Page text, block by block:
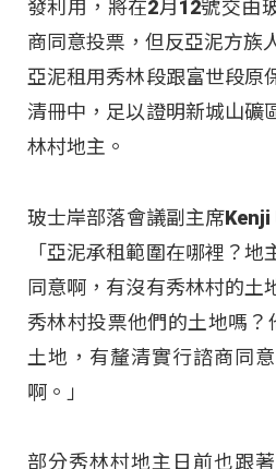
發利用，將在2月12號交由
商同意投票，但反亞泥方族
亞泥租用秀林段跟富世段原
清冊中，足以證明新城山礦
林村地主。
玻士岸部落會議副主席Kenji
「亞泥承租範圍在哪裡？
同意啊，有沒有秀林村的土
秀林村投票他們的土地嗎
土地，有釐清實行諮商同
啊。」
部分秀林村地主日前也跟